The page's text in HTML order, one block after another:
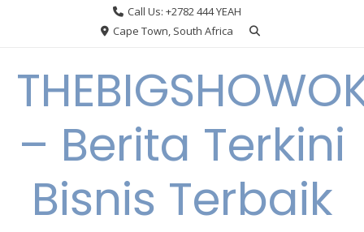
Call Us: +2782 444 YEAH
Cape Town, South Africa
– Berita Terkini
Bisnis Terbaik